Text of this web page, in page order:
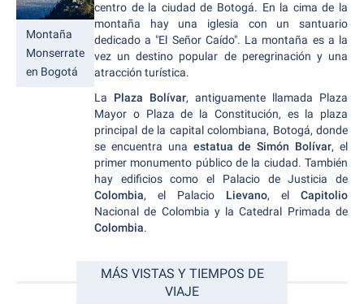
Montaña
Monserrate
en Bogotá
centro de la ciudad de Botogá. En la cima de la
montaña hay una iglesia con un santuario
dedicado a "El Señor Caído". La montaña es a la
vez un destino popular de peregrinación y una
atracción turística.
La Plaza Bolívar, antiguamente llamada Plaza
Mayor o Plaza de la Constitución, es la plaza
principal de la capital colombiana, Botogá, donde
se encuentra una estatua de Simón Bolívar, el
primer monumento público de la ciudad. También
hay edificios como el Palacio de Justicia de
Colombia, el Palacio Lievano, el Capitolio
Nacional de Colombia y la Catedral Primada de
Colombia.
MÁS VISTAS Y TIEMPOS DE
VIAJE